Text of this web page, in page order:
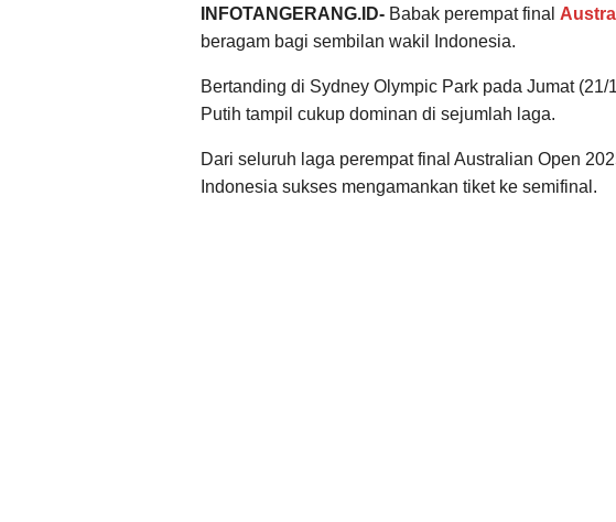
INFOTANGERANG.ID- Babak perempat final
beragam bagi sembilan wakil Indonesia.
Bertanding di Sydney Olympic Park pada Jumat
Putih tampil cukup dominan di sejumlah laga.
Dari seluruh laga perempat final Australian Open
Indonesia sukses mengamankan tiket ke semifinal.